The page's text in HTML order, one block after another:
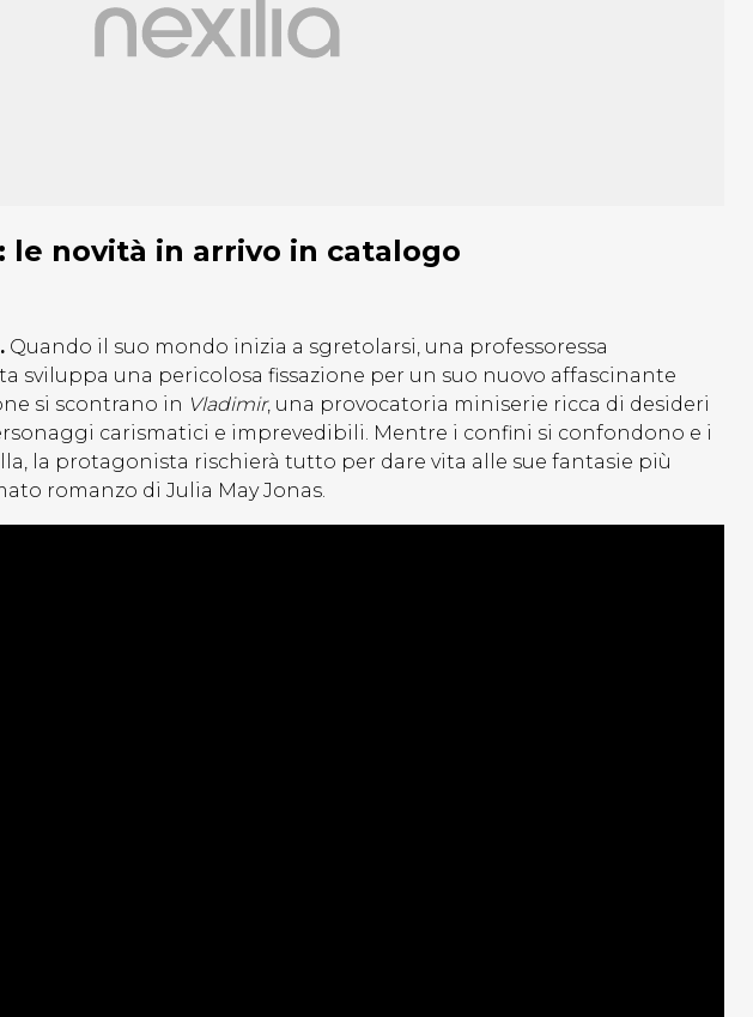
le novità in arrivo in catalogo
Quando il suo mondo inizia a sgretolarsi, una professoressa
sviluppa una pericolosa fissazione per un suo nuovo affascinante
si scontrano in Vladimir, una provocatoria miniserie ricca di desideri
carismatici e imprevedibili. Mentre i confini si confondono e i
la protagonista rischierà tutto per dare vita alle sue fantasie più
romanzo di Julia May Jonas.